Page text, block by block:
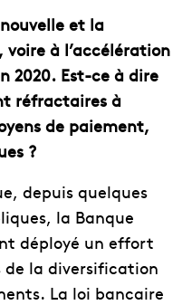
et la
à l’accélération
2020. Est-ce à dire
réfractaires à
de paiement,
?
depuis quelques
la Banque
déployé un effort
de la diversification
La loi bancaire